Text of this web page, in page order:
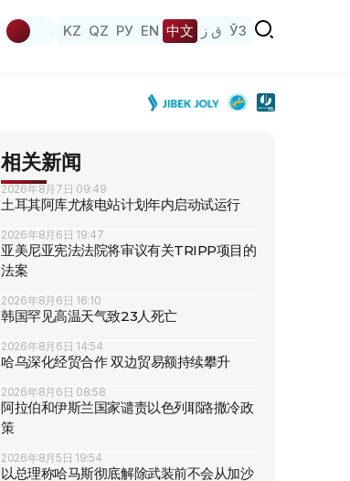
KZ QZ РУ EN 中文 ق ز ЎЗ
相关新闻
2026年8月7日 09:49
土耳其阿库尤核电站计划年内启动试运行
2026年8月6日 19:47
亚美尼亚宪法法院将审议有关TRIPP项目的
法案
2026年8月6日 16:10
韩国罕见高温天气致23人死亡
2026年8月6日 14:54
哈乌深化经贸合作 双边贸易额持续攀升
2026年8月6日 08:58
阿拉伯和伊斯兰国家谴责以色列耶路撒冷政
策
2026年8月5日 19:54
以总理称哈马斯彻底解除武装前不会从加沙